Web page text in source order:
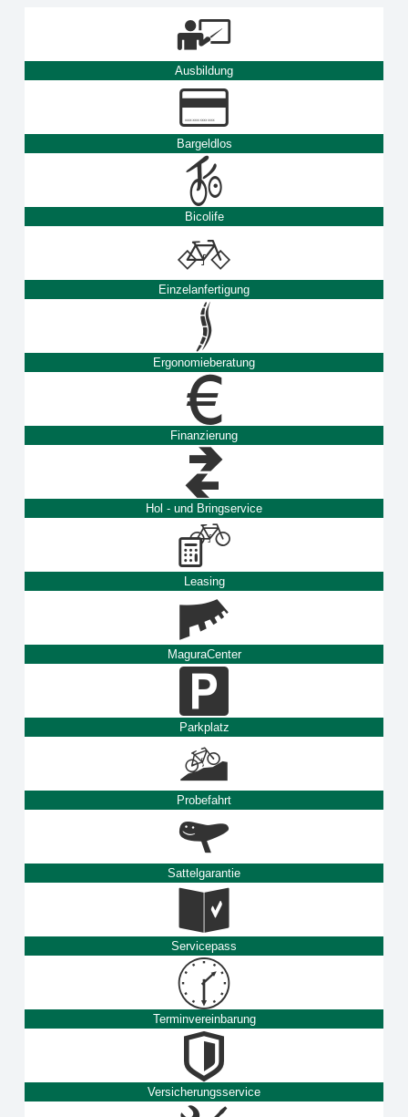
Ausbildung
Bargeldlos
Bicolife
Einzelanfertigung
Ergonomieberatung
Finanzierung
Hol - und Bringservice
Leasing
MaguraCenter
Parkplatz
Probefahrt
Sattelgarantie
Servicepass
Terminvereinbarung
Versicherungsservice